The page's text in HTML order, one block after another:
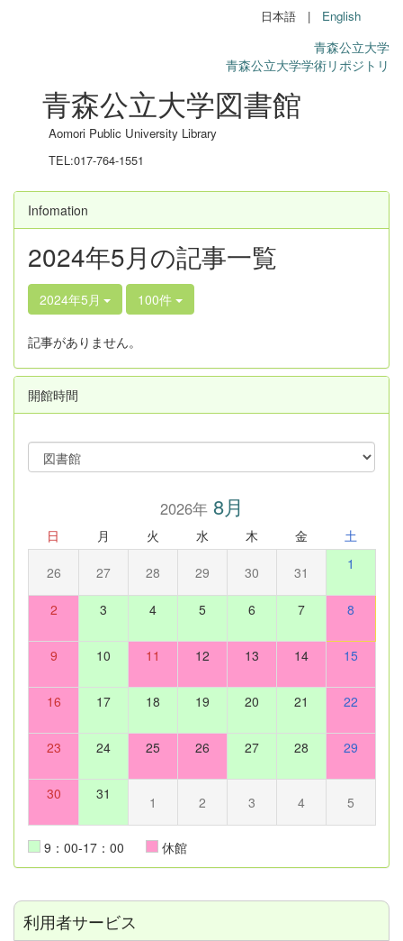
日本語 | English
青森公立大学
青森公立大学学術リポジトリ
青森公立大学図書館
Aomori Public University Library
TEL:017-764-1551
Infomation
2024年5月の記事一覧
2024年5月 100件
記事がありません。
開館時間
2026年8月
日 月 火 水 木 金 土
26 27 28 29 30 31 1
2 3 4 5 6 7 8
9 10 11 12 13 14 15
16 17 18 19 20 21 22
23 24 25 26 27 28 29
30 31 1 2 3 4 5
9：00-17：00 休館
利用者サービス